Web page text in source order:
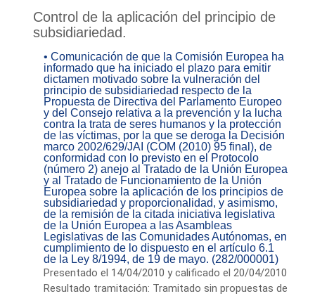
Control de la aplicación del principio de
subsidiariedad.
• Comunicación de que la Comisión Europea ha
informado que ha iniciado el plazo para emitir
dictamen motivado sobre la vulneración del
principio de subsidiariedad respecto de la
Propuesta de Directiva del Parlamento Europeo
y del Consejo relativa a la prevención y la lucha
contra la trata de seres humanos y la protección
de las víctimas, por la que se deroga la Decisión
marco 2002/629/JAI (COM (2010) 95 final), de
conformidad con lo previsto en el Protocolo
(número 2) anejo al Tratado de la Unión Europea
y al Tratado de Funcionamiento de la Unión
Europea sobre la aplicación de los principios de
subsidiariedad y proporcionalidad, y asimismo,
de la remisión de la citada iniciativa legislativa
de la Unión Europea a las Asambleas
Legislativas de las Comunidades Autónomas, en
cumplimiento de lo dispuesto en el artículo 6.1
de la Ley 8/1994, de 19 de mayo. (282/000001)
Presentado el 14/04/2010 y calificado el 20/04/2010
Resultado tramitación: Tramitado sin propuestas de